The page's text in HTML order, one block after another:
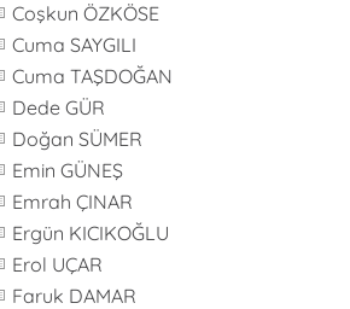
Coşkun ÖZKÖSE
Cuma SAYGILI
Cuma TAŞDOĞAN
Dede GÜR
Doğan SÜMER
Emin GÜNEŞ
Emrah ÇINAR
Ergün KICIKOĞLU
Erol UÇAR
Faruk DAMAR